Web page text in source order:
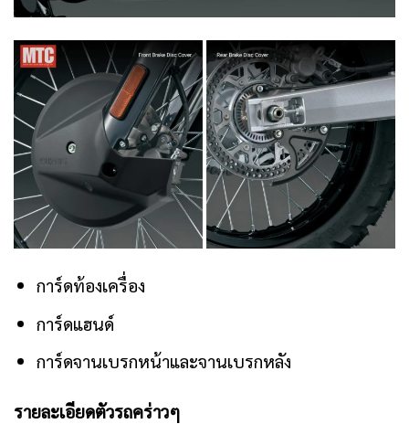
การ์ดท้องเครื่อง
การ์ดแฮนด์
การ์ดจานเบรกหน้าและจานเบรกหลัง
รายละเอียดตัวรถคร่าวๆ